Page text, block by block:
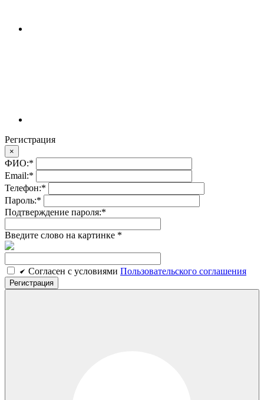
Регистрация
×
ФИО:*
Email:*
Телефон:*
Пароль:*
Подтверждение пароля:*
Введите слово на картинке *
Cогласен c условиями Пользовательского соглашения